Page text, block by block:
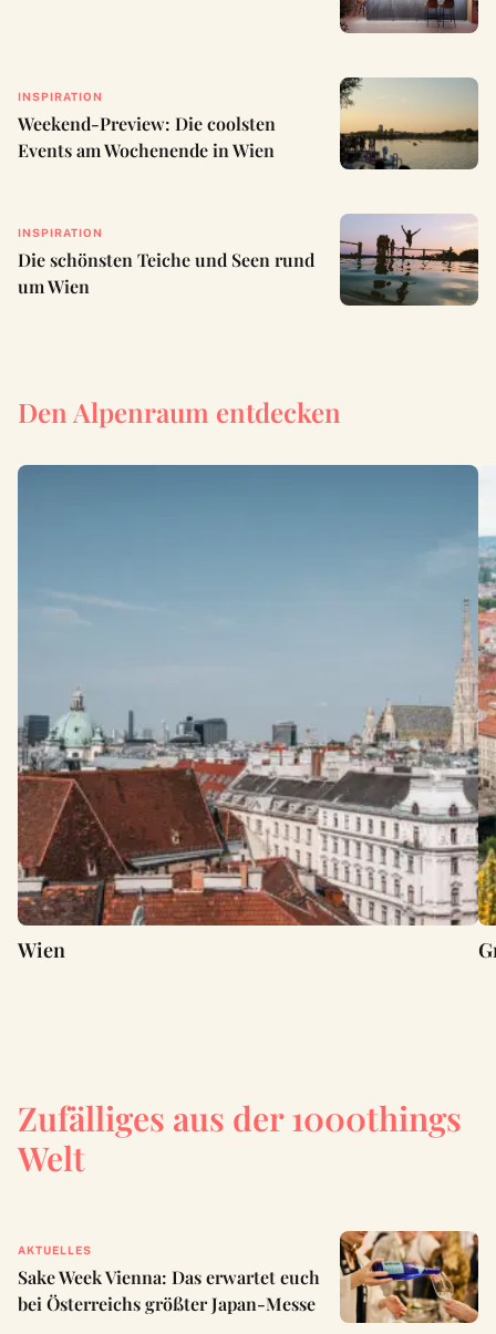
INSPIRATION
Weekend-Preview: Die coolsten
Events am Wochenende in Wien
INSPIRATION
Die schönsten Teiche und Seen rund
um Wien
Den Alpenraum entdecken
Wien
Zufälliges aus der 1000things
Welt
AKTUELLES
Sake Week Vienna: Das erwartet euch
bei Österreichs größter Japan-Messe